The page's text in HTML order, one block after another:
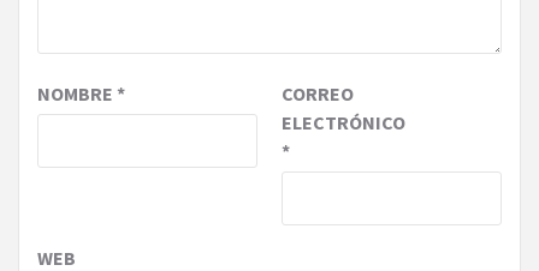
NOMBRE *
CORREO
ELECTRÓNICO
*
WEB